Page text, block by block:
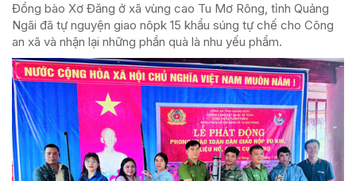
Đồng bào Xơ Đăng ở xã vùng cao Tu Mơ Rông, tỉnh Quảng
Ngãi đã tự nguyện giao nôpk 15 khẩu súng tự chế cho Công
an xã và nhận lại những phần quà là nhu yếu phẩm.